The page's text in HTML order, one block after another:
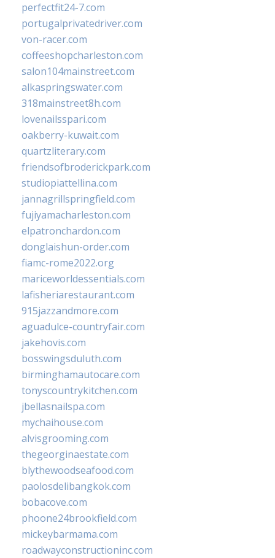
perfectfit24-7.com
portugalprivatedriver.com
von-racer.com
coffeeshopcharleston.com
salon104mainstreet.com
alkaspringswater.com
318mainstreet8h.com
lovenailsspari.com
oakberry-kuwait.com
quartzliterary.com
friendsofbroderickpark.com
studiopiattellina.com
jannagrillspringfield.com
fujiyamacharleston.com
elpatronchardon.com
donglaishun-order.com
fiamc-rome2022.org
mariceworldessentials.com
lafisheriarestaurant.com
915jazzandmore.com
aguadulce-countryfair.com
jakehovis.com
bosswingsduluth.com
birminghamautocare.com
tonyscountrykitchen.com
jbellasnailspa.com
mychaihouse.com
alvisgrooming.com
thegeorginaestate.com
blythewoodseafood.com
paolosdelibangkok.com
bobacove.com
phoone24brookfield.com
mickeybarmama.com
roadwayconstructioninc.com